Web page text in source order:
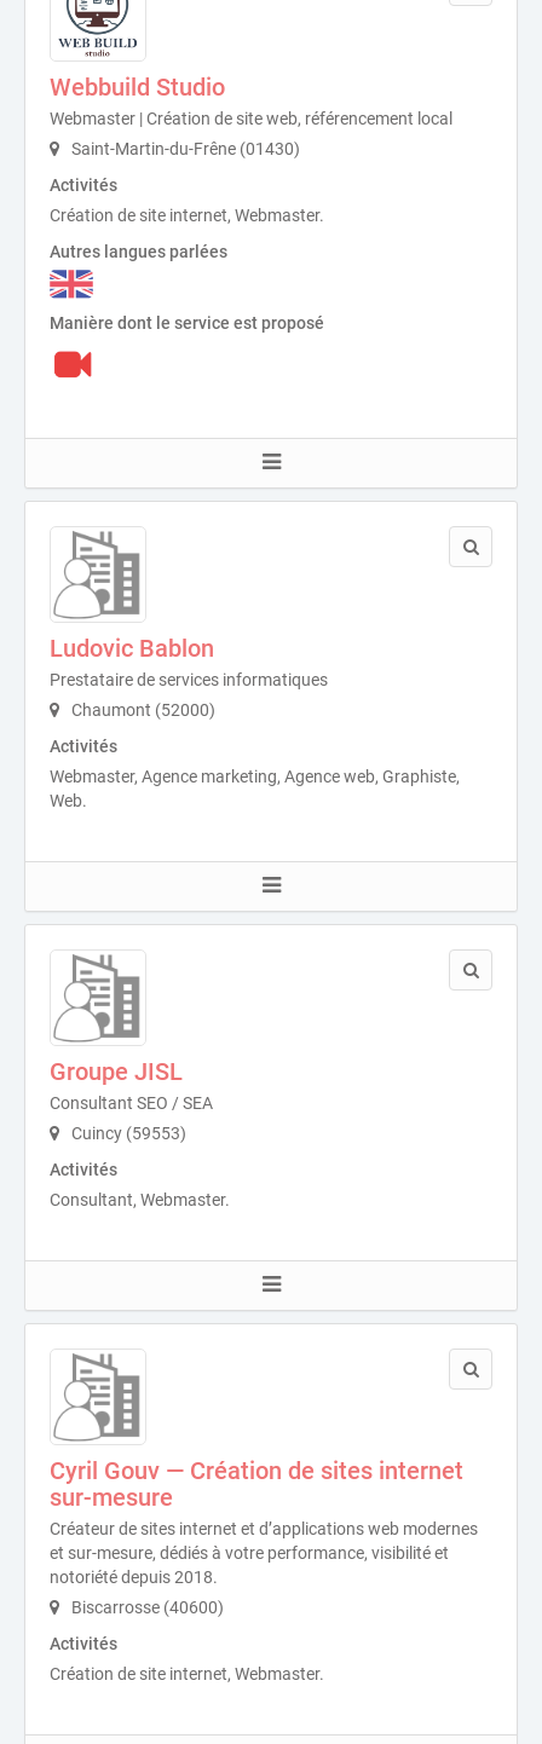
Webbuild Studio
Webmaster | Création de site web, référencement local
Saint-Martin-du-Frêne (01430)
Activités
Création de site internet, Webmaster.
Autres langues parlées
Manière dont le service est proposé
Ludovic Bablon
Prestataire de services informatiques
Chaumont (52000)
Activités
Webmaster, Agence marketing, Agence web, Graphiste,
Web.
Groupe JISL
Consultant SEO / SEA
Cuincy (59553)
Activités
Consultant, Webmaster.
Cyril Gouv — Création de sites internet
sur-mesure
Créateur de sites internet et d’applications web modernes
et sur-mesure, dédiés à votre performance, visibilité et
notoriété depuis 2018.
Biscarrosse (40600)
Activités
Création de site internet, Webmaster.